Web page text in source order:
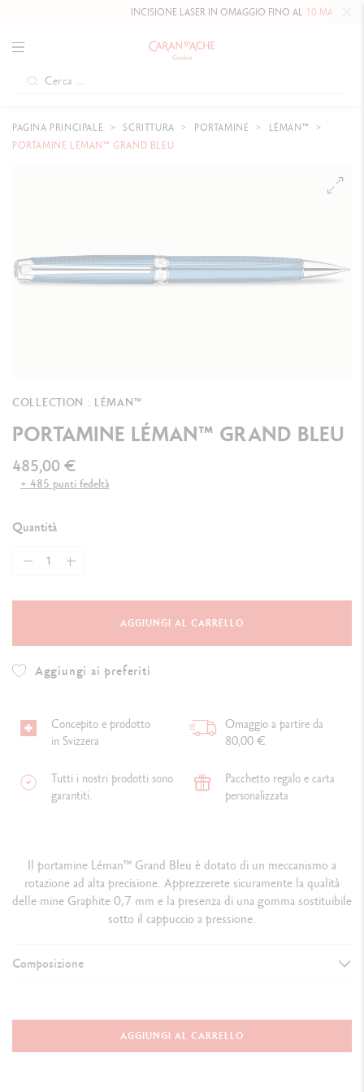
INCISIONE LASER IN OMAGGIO FINO AL10 MAGGIO
PAGINA PRINCIPALE SCRITTURA PORTAMINE
LÉMAN™
PORTAMINE LÉMAN™ GRAND BLEU
COLLECTION : LÉMAN™
PORTAMINE LÉMAN™ GRAND BLEU
485,00 €
+ 485 punti fedeltà
Quantità
AGGIUNGI AL CARRELLO
Aggiungi ai preferiti
Concepito e prodotto
in Svizzera
Omaggio a partire da
80,00 €
Tutti i nostri prodotti sono
garantiti.
Pacchetto regalo e carta
personalizzata
Il portamine Léman™ Grand Bleu è dotato di un meccanismo a
rotazione ad alta precisione. Apprezzerete sicuramente la qualità
delle mine Graphite 0,7 mm e la presenza di una gomma sostituibile
sotto il cappuccio a pressione.
Composizione
AGGIUNGI AL CARRELLO